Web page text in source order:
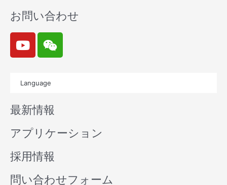
お問い合わせ
Y
o
u
b
e
W
e
i
n
Language
最新情報
アプリケーション
採用情報
問い合わせフォーム